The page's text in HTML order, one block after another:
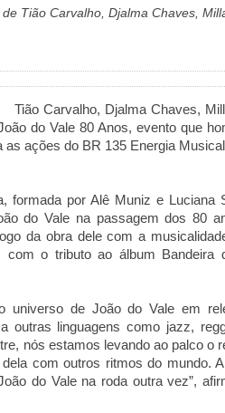
Tião Carvalho, Djalma Chaves,
Tião Carvalho, Djalma Chaves,
do Vale 80 Anos, evento que
as ações do BR 135 Energia
formada por Alê Muniz e Luciana
do Vale na passagem dos 80
da obra dele com a
o tributo ao álbum Bandeira
universo de João do Vale em
outras linguagens como jazz,
nós estamos levando ao palco o
com outros ritmos do mundo.
do Vale na roda outra vez”,